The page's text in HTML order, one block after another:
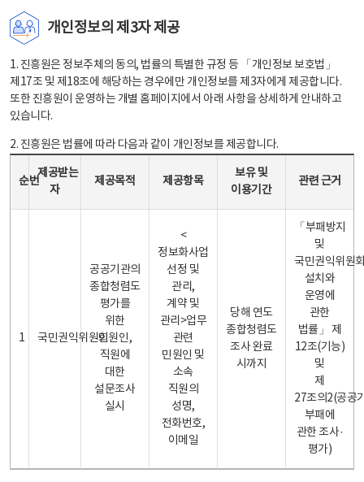
개인정보의 제3자 제공
1. 진흥원은 정보주체의 동의, 법률의 특별한 규정 등 「개인정보 보호법」
제17조 및 제18조에 해당하는 경우에만 개인정보를 제3자에게 제공합니다.
또한 진흥원이 운영하는 개별 홈페이지에서 아래 사항을 상세하게 안내하고
있습니다.
2. 진흥원은 법률에 따라 다음과 같이 개인정보를 제공합니다.
순번
제공받는
자
제공목적 제공항목
보유 및
이용기간
관련 근거
1 국민권익위원회
공공기관의
종합청렴도
평가를
위한
민원인,
직원에
대한
설문조사
실시
<
정보화사업
선정 및
관리,
계약 및
관리>업무
관련
민원인 및
소속
직원의
성명,
전화번호,
이메일
당해 연도
종합청렴도
조사 완료
시까지
「부패방지
및
국민권익위원
설치와
운영에
관한
법률」 제
12조(기능)
및
제
27조의2(공공
부패에
관한 조사·
평가)